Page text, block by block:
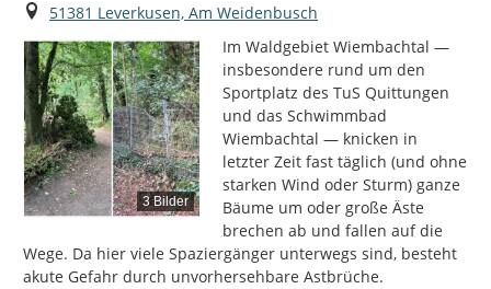
Ort
51381 Leverkusen, Am Weidenbusch
3 Bilder
Im Waldgebiet Wiembachtal —
insbesondere rund um den
Sportplatz des TuS Quittungen
und das Schwimmbad
Wiembachtal — knicken in
letzter Zeit fast täglich (und ohne
starken Wind oder Sturm) ganze
Bäume um oder große Äste
brechen ab und fallen auf die
Wege. Da hier viele Spaziergänger unterwegs sind, besteht
akute Gefahr durch unvorhersehbare Astbrüche.